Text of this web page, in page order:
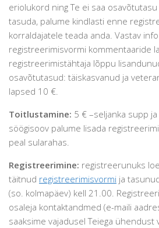
eriolukord ning Te ei saa
tasuda, palume kindlasti enne
korraldajatele teada anda. Vastav
registreerimisvormi kommentaaride
registreerimistähtaja lõppu
osavõtutasud: täiskasvanud ja
lapsed 10 €.
Toitlustamine: 5 € –seljanka supp
söögisoov palume lisada
peal sularahas.
Registreerimine: registreerunuks
täitnud registreerimisvormi ja
(so. kolmapäev) kell 21.00.
osaleja kontaktandmed (e-maili
saaksime vajadusel Teiega ühendust